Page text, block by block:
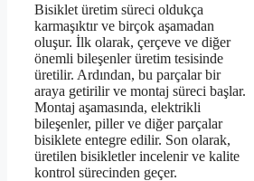
Bisiklet üretim süreci oldukça
karmaşıktır ve birçok aşamadan
oluşur. İlk olarak, çerçeve ve diğer
önemli bileşenler üretim tesisinde
üretilir. Ardından, bu parçalar bir
araya getirilir ve montaj süreci başlar.
Montaj aşamasında, elektrikli
bileşenler, piller ve diğer parçalar
bisiklete entegre edilir. Son olarak,
üretilen bisikletler incelenir ve kalite
kontrol sürecinden geçer.